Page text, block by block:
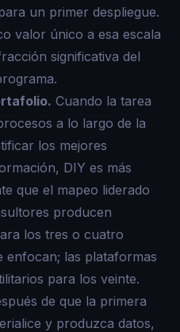
un primer despliegue.
valor único a esa escala
significativa del
Cuando la tarea
a lo largo de la
los mejores
DIY es más
que el mapeo liderado
producen
los tres o cuatro
enfocan; las plataformas
para los veinte.
de que la primera
y produzca datos,